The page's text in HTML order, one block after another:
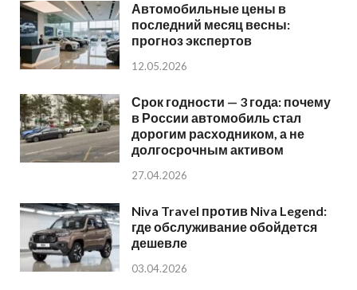
Автомобильные цены в
последний месяц весны:
прогноз экспертов
12.05.2026
Срок годности — 3 года: почему
в России автомобиль стал
дорогим расходником, а не
долгосрочным активом
27.04.2026
Niva Travel против Niva Legend:
где обслуживание обойдется
дешевле
03.04.2026